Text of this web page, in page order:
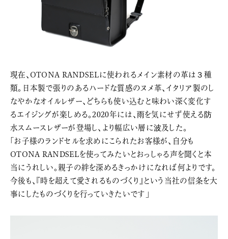
現在、OTONA RANDSELに使われるメイン素材の革は３種
類。日本製で張りのあるハードな質感のヌメ革、イタリア製のし
なやかなオイルレザー、どちらも使い込むと味わい深く変化す
るエイジングが楽しめる。2020年には、雨を気にせず使える防
水スムースレザーが登場し、より幅広い層に波及した。
「お子様のランドセルを求めにこられたお客様が、自分も
OTONA RANDSELを使ってみたいとおっしゃる声を聞くと本
当にうれしい。親子の絆を深めるきっかけになれば何よりです。
今後も、『時を超えて愛されるものづくり』という当社の信条を大
事にしたものづくりを行っていきたいです」